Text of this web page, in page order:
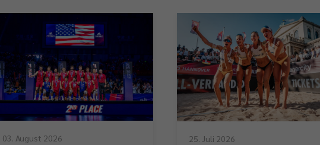
03. August 2026 25. Juli 2026